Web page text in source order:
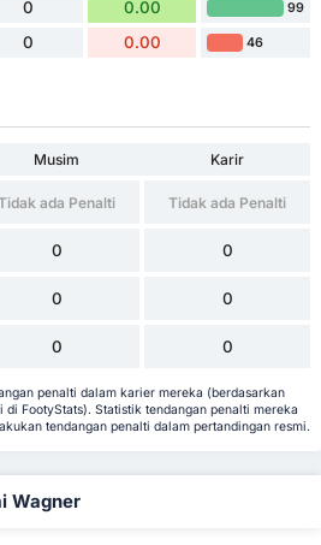
0 0.00 99
0 0.00 46
Musim
Karir
ada Penalti Tidak ada Penalti
0 0
0 0
0 0
penalti dalam karier mereka (berdasarkan
FootyStats). Statistik tendangan penalti mereka
tendangan penalti dalam pertandingan resmi.
Wagner